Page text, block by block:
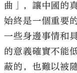
曲」，讓中國的
始終是一個重要
一些身邊事情和
的意義確實不能
蔽的，也難以被